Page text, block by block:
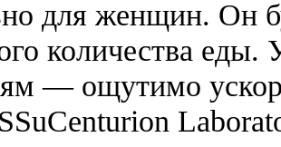
для женщин. Он
количества еды.
— ощутимо